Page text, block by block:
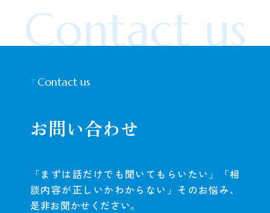
Contact us
お問い合わせ
Contact us
「まずは話だけでも聞いてもらいたい」「相
談内容が正しいかわからない」そのお悩み、
是非お聞かせください。